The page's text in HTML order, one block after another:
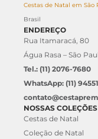
Cestas de Natal em São
Brasil
ENDEREÇO
Rua Itamaracá, 80
Água Rasa – São
Tel.: (11) 2076-7680
WhatsApp: (11)
NOSSAS COLEÇÕES
Cestas de Natal
Coleção de Natal